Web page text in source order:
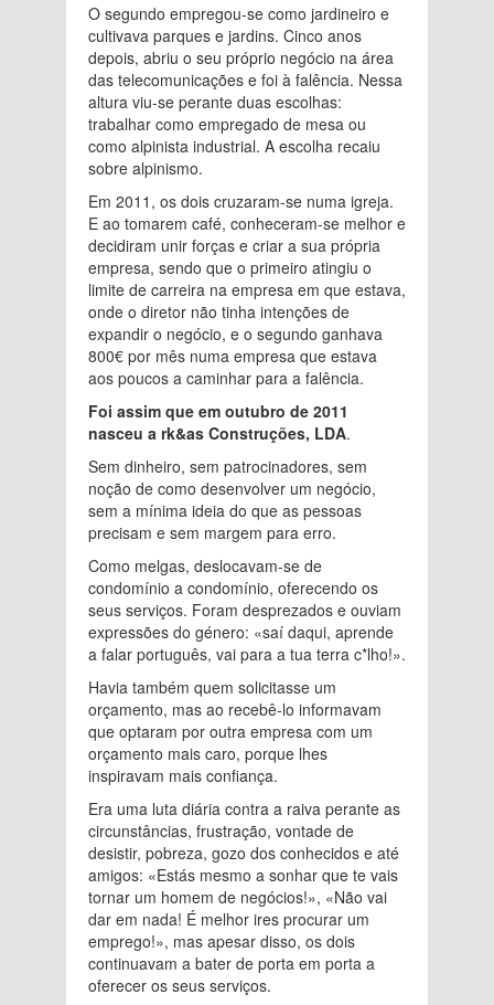
O segundo empregou-se como jardineiro e
cultivava parques e jardins. Cinco anos
depois, abriu o seu próprio negócio na área
das telecomunicações e foi à falência. Nessa
altura viu-se perante duas escolhas:
trabalhar como empregado de mesa ou
como alpinista industrial. A escolha recaiu
sobre alpinismo.
Em 2011, os dois cruzaram-se numa igreja.
E ao tomarem café, conheceram-se melhor e
decidiram unir forças e criar a sua própria
empresa, sendo que o primeiro atingiu o
limite de carreira na empresa em que estava,
onde o diretor não tinha intenções de
expandir o negócio, e o segundo ganhava
800€ por mês numa empresa que estava
aos poucos a caminhar para a falência.
Foi assim que em outubro de 2011
nasceu a rk&as Construções, LDA.
Sem dinheiro, sem patrocinadores, sem
noção de como desenvolver um negócio,
sem a mínima ideia do que as pessoas
precisam e sem margem para erro.
Como melgas, deslocavam-se de
condomínio a condomínio, oferecendo os
seus serviços. Foram desprezados e ouviam
expressões do género: «saí daqui, aprende
a falar português, vai para a tua terra c*lho!».
Havia também quem solicitasse um
orçamento, mas ao recebê-lo informavam
que optaram por outra empresa com um
orçamento mais caro, porque lhes
inspiravam mais confiança.
Era uma luta diária contra a raiva perante as
circunstâncias, frustração, vontade de
desistir, pobreza, gozo dos conhecidos e até
amigos: «Estás mesmo a sonhar que te vais
tornar um homem de negócios!», «Não vai
dar em nada! É melhor ires procurar um
emprego!», mas apesar disso, os dois
continuavam a bater de porta em porta a
oferecer os seus serviços.